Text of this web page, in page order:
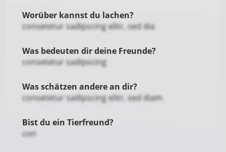
Worüber kannst du lachen?
consetetur sadipscing elitr, sed dia
Was bedeuten dir deine Freunde?
consetetur sadipscing
Was schätzen andere an dir?
consetetur sadipscing elitr, sed diam
Bist du ein Tierfreund?
con